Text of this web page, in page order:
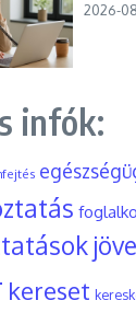
2026-
infók:
kereset